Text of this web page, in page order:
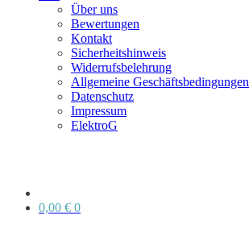
Über uns
Bewertungen
Kontakt
Sicherheitshinweis
Widerrufsbelehrung
Allgemeine Geschäftsbedingungen
Datenschutz
Impressum
ElektroG
0,00 € 0